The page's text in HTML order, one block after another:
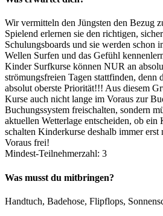
Wir vermitteln den Jüngsten den Bezug
Spielend erlernen sie den richtigen,
Schulungsboards und sie werden schon
Wellen Surfen und das Gefühl
Kinder Surfkurse können NUR an
strömungsfreien Tagen stattfinden, denn
absolut oberste Priorität!!! Aus diesem
Kurse auch nicht lange im Voraus zur
Buchungssystem freischalten, sondern
aktuellen Wetterlage entscheiden, ob
schalten Kinderkurse deshalb immer
Voraus frei!
Mindest-Teilnehmerzahl: 3
Was musst du mitbringen?
Handtuch, Badehose, Flipflops,